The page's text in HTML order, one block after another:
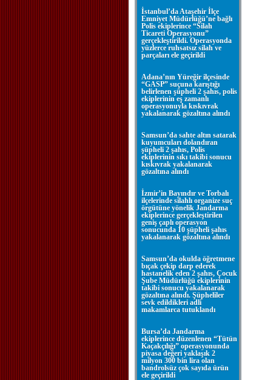
İstanbul’da Ataşehir İlçe
Emniyet Müdürlüğü’ne bağlı
Polis ekiplerince “Silah
Ticareti Operasyonu”
gerçekleştirildi. Operasyonda
yüzlerce ruhsatsız silah ve
parçaları ele geçirildi
Adana’nın Yüreğir ilçesinde
“GASP” suçuna karıştığı
belirlenen şüpheli 2 şahıs, polis
ekiplerinin eş zamanlı
operasyonuyla kıskıvrak
yakalanarak gözaltına alındı
Samsun’da sahte altın satarak
kuyumcuları dolandıran
şüpheli 2 şahıs, Polis
ekiplerinin sıkı takibi sonucu
kıskıvrak yakalanarak
gözaltına alındı
İzmir’in Bayındır ve Torbalı
ilçelerinde silahlı organize suç
örgütüne yönelik Jandarma
ekiplerince gerçekleştirilen
geniş çaplı operasyon
sonucunda 10 şüpheli şahıs
yakalanarak gözaltına alındı
Samsun’da okulda öğretmene
bıçak çekip darp ederek
hastanelik eden 2 şahıs, Çocuk
Şube Müdürlüğü ekiplerinin
takibi sonucu yakalanarak
gözaltına alındı. Şüpheliler
sevk edildikleri adli
makamlarca tutuklandı
Bursa’da Jandarma
ekiplerince düzenlenen “Tütün
Kaçakçılığı” operasyonunda
piyasa değeri yaklaşık 2
milyon 300 bin lira olan
bandrolsüz çok sayıda ürün
ele geçirildi